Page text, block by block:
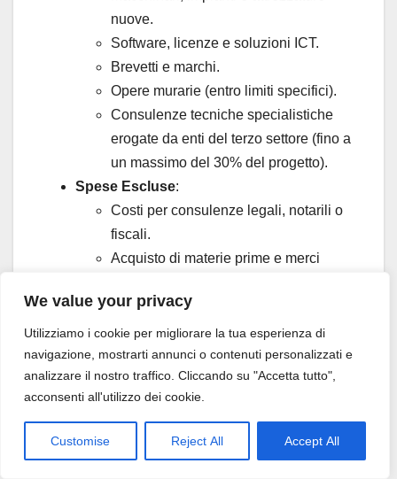
We value your privacy
Utilizziamo i cookie per migliorare la tua esperienza di
navigazione, mostrarti annunci o contenuti personalizzati e
analizzare il nostro traffico. Cliccando su "Accetta tutto",
acconsenti all'utilizzo dei cookie.
Customise Reject All Accept All
nuove.
Software, licenze e soluzioni ICT.
Brevetti e marchi.
Opere murarie (entro limiti specifici).
Consulenze tecniche specialistiche
erogate da enti del terzo settore (fino a
un massimo del 30% del progetto).
Spese Escluse:
Costi per consulenze legali, notarili o
fiscali.
Acquisto di materie prime e merci
Costi del personale (salari e stipendi).
Canoni di affitto e utenze.
La consulenza di Retefin.it
è vitale per allocare
correttamente il budget del progetto,
perduto sulle spese ammissibili e pianificando la
copertura delle spese escluse con altre fonti.